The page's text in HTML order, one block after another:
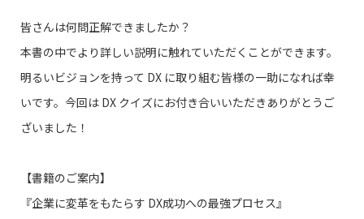
皆さんは何問正解できましたか？
本書の中でより詳しい説明に触れていただくことができます。
明るいビジョンを持って DX に取り組む皆様の一助になれば幸
いです。今回は DX クイズにお付き合いいただきありがとうご
ざいました！
【書籍のご案内】
『企業に変革をもたらす DX成功への最強プロセス』